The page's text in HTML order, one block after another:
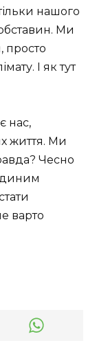
нашого
Ми
просто
І як тут
нас,
життя. Ми
Чесно
варто